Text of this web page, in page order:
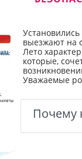
выезжают на
Лето
которые,
Уважаемые
Почему